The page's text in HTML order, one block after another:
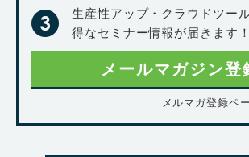
生産性アップ・クラウドツー
得なセミナー情報が届きます！
メールマガジン登
メルマガ登録ペ